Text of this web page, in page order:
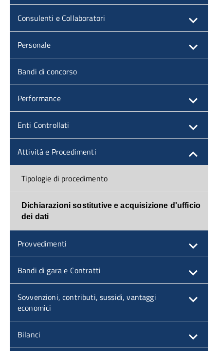
Consulenti e Collaboratori
Personale
Bandi di concorso
Performance
Enti Controllati
Attività e Procedimenti
Tipologie di procedimento
Dichiarazioni sostitutive e acquisizione d'ufficio
dei dati
Provvedimenti
Bandi di gara e Contratti
Sovvenzioni, contributi, sussidi, vantaggi
economici
Bilanci